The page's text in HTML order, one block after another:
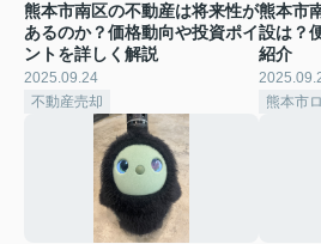
熊本市南区の不動産は将来性が
あるのか？価格動向や投資ポイ
ントを詳しく解説
2025.09.24
不動産売却
熊本市
設は？
紹介
熊本市